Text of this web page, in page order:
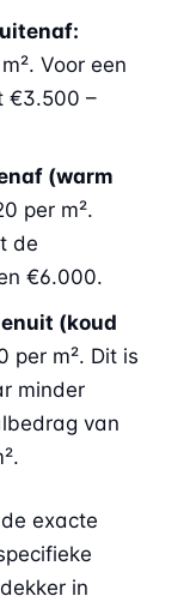
Voor een
€3.500 –
(warm
per m².
de
€6.000.
(koud
per m². Dit is
minder
van
exacte
in